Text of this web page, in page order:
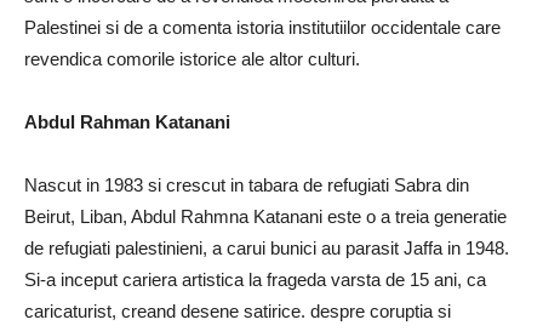
Palestinei si de a comenta istoria institutiilor occidentale care
revendica comorile istorice ale altor culturi.
Abdul Rahman Katanani
Nascut in 1983 si crescut in tabara de refugiati Sabra din
Beirut, Liban, Abdul Rahmna Katanani este o a treia generatie
de refugiati palestinieni, a carui bunici au parasit Jaffa in 1948.
Si-a inceput cariera artistica la frageda varsta de 15 ani, ca
caricaturist, creand desene satirice. despre coruptia si